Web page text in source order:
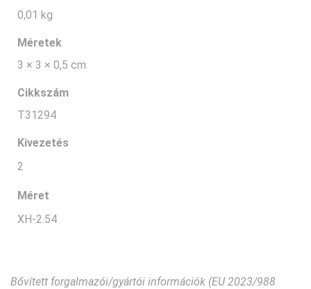
0,01 kg
Méretek
3 × 3 × 0,5 cm
Cikkszám
T31294
Kivezetés
2
Méret
XH-2.54
Bővített forgalmazói/gyártói információk (EU 2023/988